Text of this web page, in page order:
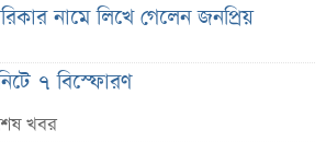
নামে লিখে গেলেন জনপ্রিয়
৭ বিস্ফোরণ
আলটিমেটাম ভারতের
খবর